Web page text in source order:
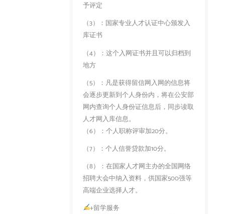
予评定
（3）：国家专业人才认证中心颁发入
库证书
（4）：这个入网证书并且可以归档到
地方
（5）：凡是获得留信网入网的信息将
会逐步更新到个人身份内，将在公安部
网内查询个人身份证信息后，同步读取
人才网入库信息。
（6）：个人职称评审加20分。
（7）：个人信誉贷款加10分。
（8）：在国家人才网主办的全国网络
招聘大会中纳入资料，供国家500强等
高端企业选择人才。
+留学服务